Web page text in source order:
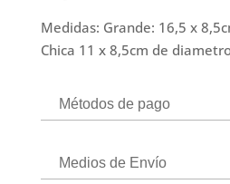
Medidas: Grande: 16,5 x
Chica 11 x 8,5cm de
Métodos de pago
Medios de Envío